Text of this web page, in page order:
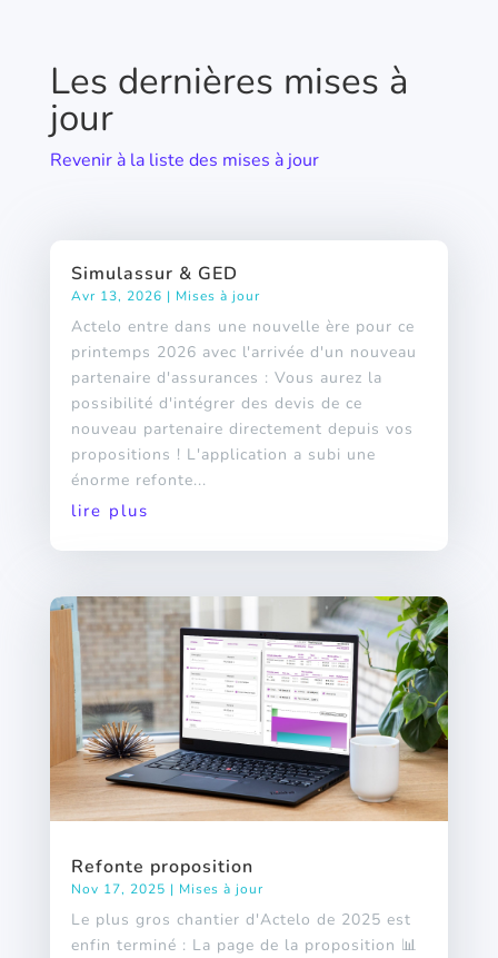
Les dernières mises à
jour
Revenir à la liste des mises à jour
Simulassur & GED
Avr 13, 2026 | Mises à jour
Actelo entre dans une nouvelle ère pour ce
printemps 2026 avec l'arrivée d'un nouveau
partenaire d'assurances : Vous aurez la
possibilité d'intégrer des devis de ce
nouveau partenaire directement depuis vos
propositions ! L'application a subi une
énorme refonte...
lire plus
Refonte proposition
Nov 17, 2025 | Mises à jour
Le plus gros chantier d'Actelo de 2025 est
enfin terminé : La page de la proposition 📊